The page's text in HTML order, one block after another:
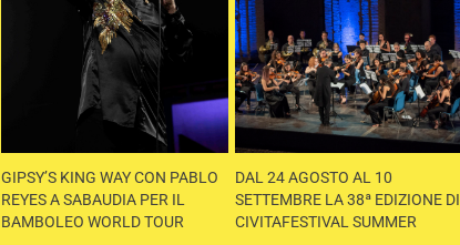
GIPSY’S KING WAY CON PABLO
REYES A SABAUDIA PER IL
BAMBOLEO WORLD TOUR
DAL 24 AGOSTO AL 10
SETTEMBRE LA 38ª EDIZIONE DI
CIVITAFESTIVAL SUMMER